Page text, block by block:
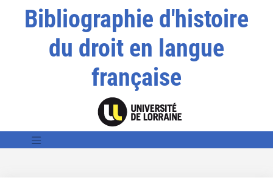
Bibliographie d'histoire
du droit en langue
française